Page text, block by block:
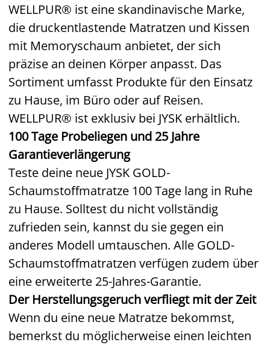
WELLPUR® ist eine skandinavische Marke,
die druckentlastende Matratzen und Kissen
mit Memoryschaum anbietet, der sich
präzise an deinen Körper anpasst. Das
Sortiment umfasst Produkte für den Einsatz
zu Hause, im Büro oder auf Reisen.
WELLPUR® ist exklusiv bei JYSK erhältlich.
100 Tage Probeliegen und 25 Jahre
Garantieverlängerung
Teste deine neue JYSK GOLD-
Schaumstoffmatratze 100 Tage lang in Ruhe
zu Hause. Solltest du nicht vollständig
zufrieden sein, kannst du sie gegen ein
anderes Modell umtauschen. Alle GOLD-
Schaumstoffmatratzen verfügen zudem über
eine erweiterte 25-Jahres-Garantie.
Der Herstellungsgeruch verfliegt mit der Zeit
Wenn du eine neue Matratze bekommst,
bemerkst du möglicherweise einen leichten